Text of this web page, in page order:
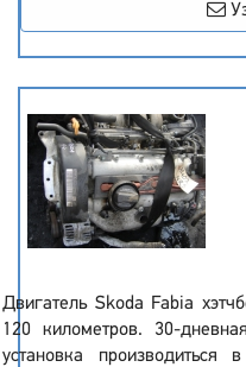
Двигатель Skoda Fabia
120 километров. 30-
установка